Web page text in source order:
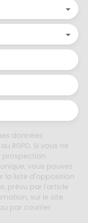
données
RGPD. Si vous ne
prospection
vous pouvez
la liste d'opposition
prévu par l'article
sur le site
par courrier